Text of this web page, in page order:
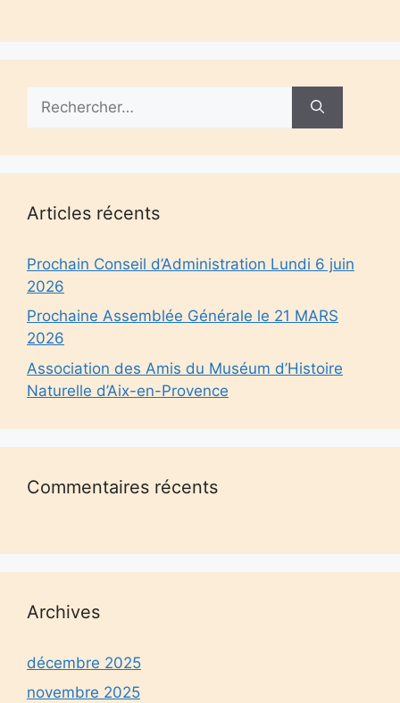
Articles récents
Prochain Conseil d’Administration Lundi 6 juin
2026
Prochaine Assemblée Générale le 21 MARS
2026
Association des Amis du Muséum d’Histoire
Naturelle d’Aix-en-Provence
Commentaires récents
Archives
décembre 2025
novembre 2025